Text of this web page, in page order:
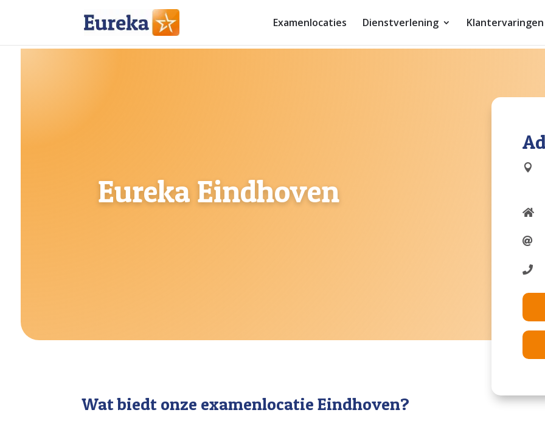
Examen­locaties Dienstverlening Klant­ervaringen
Eureka Eindhoven




Wat biedt onze examenlocatie Eindhoven?